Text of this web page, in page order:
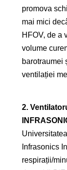
promova
mai mici
HFOV, de a
volume
barotraumei
ventilației
2.
Infrasonics
respirații/